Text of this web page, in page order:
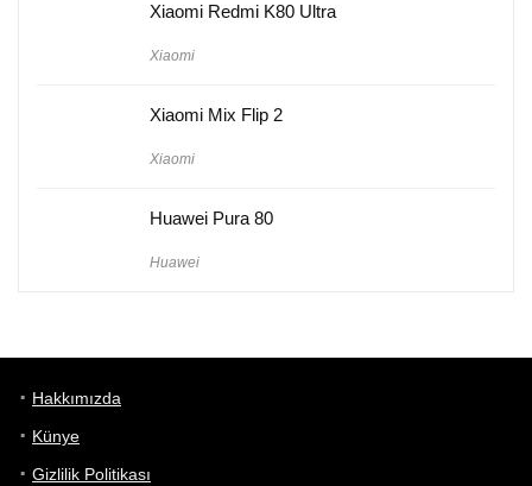
Xiaomi Redmi K80 Ultra
Xiaomi
Xiaomi Mix Flip 2
Xiaomi
Huawei Pura 80
Huawei
Hakkımızda
Künye
Gizlilik Politikası